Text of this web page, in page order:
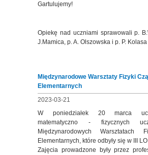
Gartulujemy!
Opiekę nad uczniami sprawowali p.
J.Mamica, p. A. Olszowska i p. P. Kolasa
Międzynarodowe Warsztaty Fizyki
Elementarnych
2023-03-21
W poniedziałek 20 marca
matematyczno - fizycznych
Międzynarodowych Warsztatach
Elementarnych, które odbyły się w III
Zajęcia prowadzone były przez